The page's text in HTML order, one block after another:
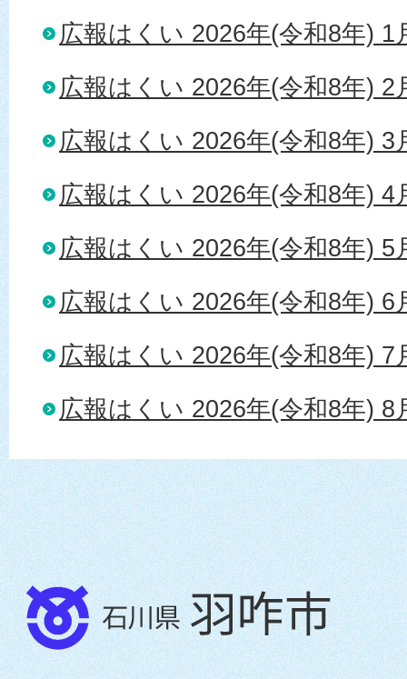
広報はくい 2026年(令和8年) 1
広報はくい 2026年(令和8年) 2
広報はくい 2026年(令和8年) 3
広報はくい 2026年(令和8年) 4
広報はくい 2026年(令和8年) 5
広報はくい 2026年(令和8年) 6
広報はくい 2026年(令和8年) 7
広報はくい 2026年(令和8年) 8